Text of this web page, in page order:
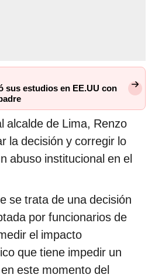
sus estudios en EE.UU con
alcalde de Lima, Renzo
la decisión y corregir lo
abuso institucional en el
se trata de una decisión
por funcionarios de
el impacto
que tiene impedir un
este momento del